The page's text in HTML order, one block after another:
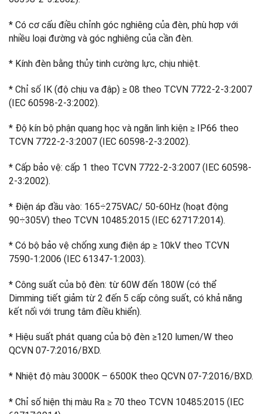
* Có cơ cấu điều chỉnh góc nghiêng của đèn, phù hợp với
nhiều loại đường và góc nghiêng của cần đèn.
* Kính đèn bằng thủy tinh cường lực, chịu nhiệt.
* Chỉ số IK (độ chịu va đập) ≥ 08 theo TCVN 7722-2-3:2007
(IEC 60598-2-3:2002).
* Độ kín bộ phận quang học và ngăn linh kiện ≥ IP66 theo
TCVN 7722-2-3:2007 (IEC 60598-2-3:2002).
* Cấp bảo vệ: cấp 1 theo TCVN 7722-2-3:2007 (IEC 60598-
2-3:2002).
* Điện áp đầu vào: 165÷275VAC/ 50-60Hz (hoạt động
90÷305V) theo TCVN 10485:2015 (IEC 62717:2014).
* Có bộ bảo vệ chống xung điện áp ≥ 10kV theo TCVN
7590-1:2006 (IEC 61347-1:2003).
* Công suất của bộ đèn: từ 60W đến 180W (có thể
Dimming tiết giảm từ 2 đến 5 cấp công suất, có khả năng
kết nối với trung tâm điều khiển).
* Hiệu suất phát quang của bộ đèn ≥120 lumen/W theo
QCVN 07-7:2016/BXD.
* Nhiệt độ màu 3000K – 6500K theo QCVN 07-7:2016/BXD.
* Chỉ số hiện thị màu Ra ≥ 70 theo TCVN 10485:2015 (IEC